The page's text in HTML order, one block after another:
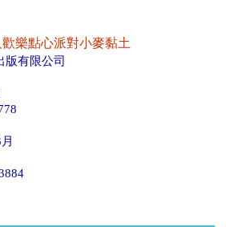
歡樂點心派對小麥黏土
版有限公司